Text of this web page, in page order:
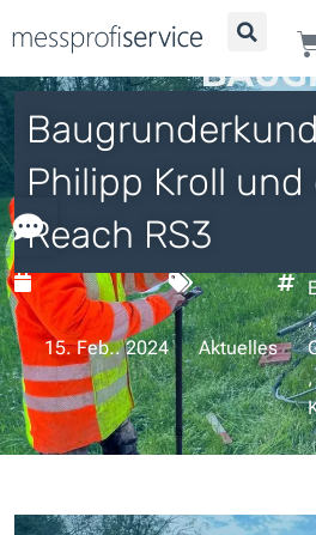
Inhalt
springen
Philipp Kroll und
Reach RS3
15. Feb.. 2024 Aktuelles
,
,